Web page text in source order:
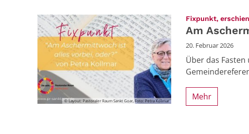
© Layout: Pastoraler Raum Sankt Goar, Foto: Petra Kollmar
Fixpunkt,
Am
20. Februar 2026
Über das
Mehr